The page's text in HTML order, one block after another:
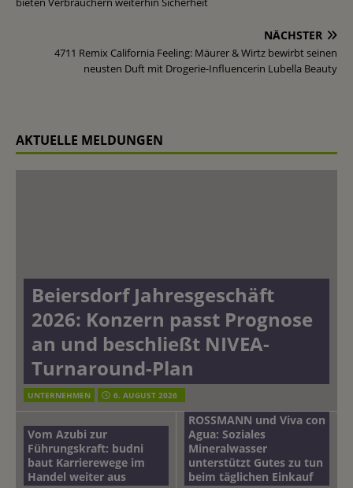
NÄCHSTER
4711 Remix California Feeling: Mäurer & Wirtz bewirbt seinen
neusten Duft mit Drogerie-Influencerin Lubella Beauty
AKTUELLE MELDUNGEN
Beiersdorf Jahresgeschäft
2026: Konzern passt Prognose
an und beschließt NIVEA-
Turnaround-Plan
UNTERNEHMEN 6. AUGUST 2026
Vom Azubi zur
Führungskraft: budni
baut Karrierewege im
Handel weiter aus
ROSSMANN und Viva con
Agua: Soziales
Mineralwasser
unterstützt Gutes zu tun
beim täglichen Einkauf